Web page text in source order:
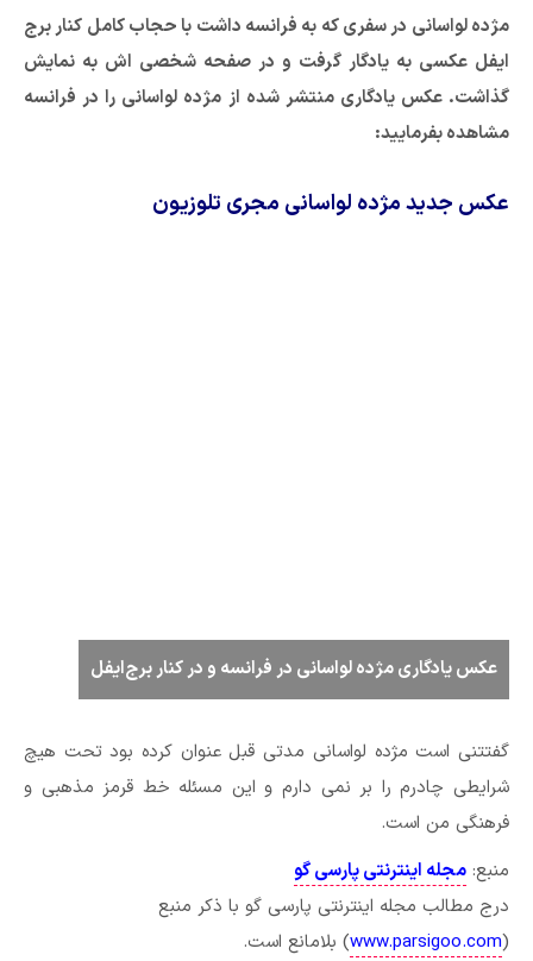
مژده لواسانی در سفری که به فرانسه داشت با حجاب کامل کنار برج
ایفل عکسی به یادگار گرفت و در صفحه شخصی اش به نمایش
گذاشت. عکس یادگاری منتشر شده از مژده لواسانی را در فرانسه
مشاهده بفرمایید:
عکس جدید مژده لواسانی مجری تلوزیون
عکس یادگاری مژده لواسانی در فرانسه و در کنار برج‌ایفل
گفتتنی است مژده لواسانی مدتی قبل عنوان کرده بود تحت هیچ
شرایطی چادرم را بر نمی دارم و این مسئله خط قرمز مذهبی و
فرهنگی من است.
منبع: مجله اینترنتی پارسی گو
درج مطالب مجله اینترنتی پارسی گو با ذکر منبع
(
www.parsigoo.com) بلامانع است.